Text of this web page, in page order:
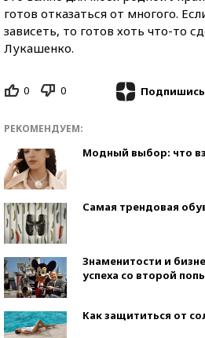
готов отказаться от многого.
зависеть, то готов хоть что-то
Лукашенко.
0 0 Подпишись
РЕКОМЕНДУЕМ:
Модный выбор: что
Самая трендовая
Знаменитости и
успеха со второй
Как защититься от